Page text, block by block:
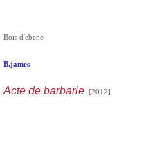
Bois d'ebene
B.james
Acte de barbarie[2012]